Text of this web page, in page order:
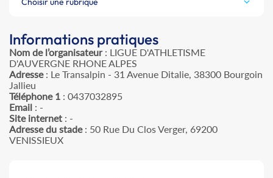
Informations pratiques
Nom de l’organisateur: LIGUE D'ATHLETISME
D'AUVERGNE RHONE ALPES
Adresse: Le Transalpin - 31 Avenue Ditalie, 38300 Bourgoin
Jallieu
Téléphone 1 : 0437032895
Email : -
Site internet : -
Adresse du stade: 50 Rue Du Clos Verger, 69200
VENISSIEUX